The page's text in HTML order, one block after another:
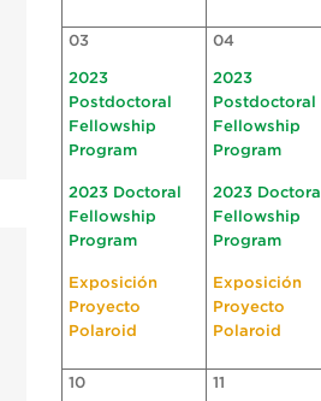
03
2023
Postdoctoral
Fellowship
Program
2023 Doctoral
Fellowship
Program
Exposición
Proyecto
Polaroid
04
2023
Postdoctoral
Fellowship
Program
2023 Doctoral
Fellowship
Program
Exposición
Proyecto
Polaroid
10 11